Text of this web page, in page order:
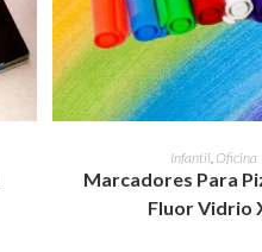
AÑADIR AL
Infantil, Oficina
Marcadores Para
Fluor Vidrio